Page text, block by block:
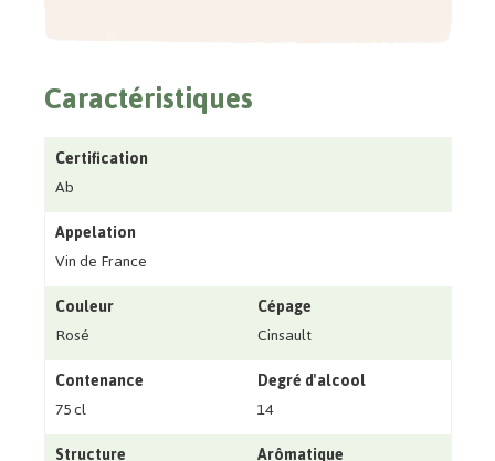
Caractéristiques
Certification
Ab
Appelation
Vin de France
Couleur
Rosé
Cépage
Cinsault
Contenance
75 cl
Degré d'alcool
14
Structure
Arômatique